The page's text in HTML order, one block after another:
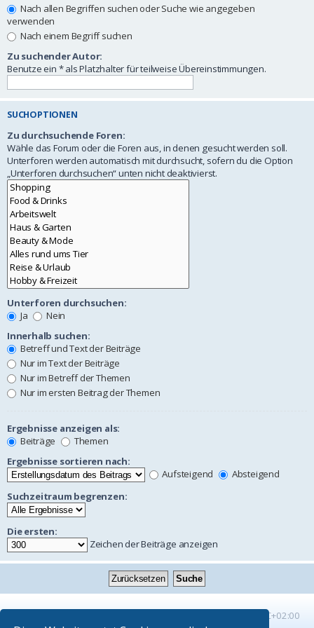
Nach allen Begriffen suchen oder Suche wie angegeben
verwenden
Nach einem Begriff suchen
Zu suchender Autor:
Benutze ein * als Platzhalter für teilweise Übereinstimmungen.
SUCHOPTIONEN
Zu durchsuchende Foren:
Wähle das Forum oder die Foren aus, in denen gesucht werden soll.
Unterforen werden automatisch mit durchsucht, sofern du die Option
„Unterforen durchsuchen“ unten nicht deaktivierst.
Unterforen durchsuchen:
Ja
Nein
Innerhalb suchen:
Betreff und Text der Beiträge
Nur im Text der Beiträge
Nur im Betreff der Themen
Nur im ersten Beitrag der Themen
Ergebnisse anzeigen als:
Beiträge
Themen
Ergebnisse sortieren nach:
Aufsteigend
Absteigend
Suchzeitraum begrenzen:
Die ersten:
Zeichen der Beiträge anzeigen
UTC+02:00